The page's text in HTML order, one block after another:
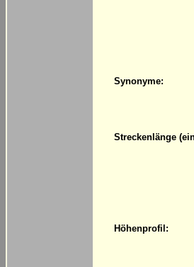
Synonyme:
Streckenlänge
Höhenprofil: